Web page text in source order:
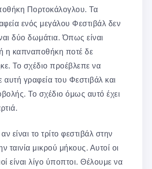
Πορτοκάλογλου. Τα
ενός μεγάλου Φεστιβάλ δεν
δύο δωμάτια. Όπως είναι
η καπναποθήκη ποτέ δε
Το σχέδιο προέβλεπε να
γραφεία του Φεστιβάλ και
Το σχέδιο όμως αυτό έχει
είναι το τρίτο φεστιβάλ στην
ταινία μικρού μήκους. Αυτοί οι
είναι λίγο ύποπτοι. Θέλουμε να